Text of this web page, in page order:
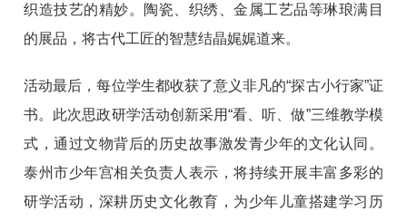
织造技艺的精妙。陶瓷、织绣、金属工艺品等琳琅满目
的展品，将古代工匠的智慧结晶娓娓道来。
活动最后，每位学生都收获了意义非凡的“探古小行家”证
书。此次思政研学活动创新采用“看、听、做”三维教学模
式，通过文物背后的历史故事激发青少年的文化认同。
泰州市少年宫相关负责人表示，将持续开展丰富多彩的
研学活动，深耕历史文化教育，为少年儿童搭建学习历